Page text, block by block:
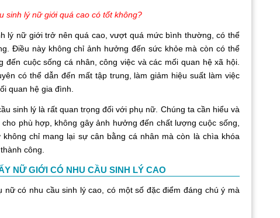
sinh lý nữ giới quá cao có tốt không?
giới trở nên quá cao, vượt quá mức bình thường, có thể
Điều này không chỉ ảnh hưởng đến sức khỏe mà còn có thể
đến cuộc sống cá nhân, công việc và các mối quan hệ xã hội.
có thể dẫn đến mất tập trung, làm giảm hiệu suất làm việc
quan hệ gia đình.
lý là rất quan trọng đối với phụ nữ. Chúng ta cần hiểu và
phù hợp, không gây ảnh hưởng đến chất lượng cuộc sống,
chỉ mang lại sự cân bằng cá nhân mà còn là chìa khóa
công.
NỮ GIỚI CÓ NHU CẦU SINH LÝ CAO
nhu cầu sinh lý cao, có một số đặc điểm đáng chú ý mà